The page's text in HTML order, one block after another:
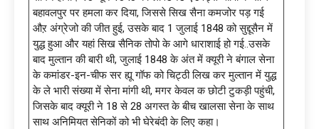
बहावलपुर पर हमला कर दिया, जिससे सिख सैना कमजोर पड़ गई
औऱ अंग्रेजो की जीत हुई, उसके बाद 1 जुलाई 1848 को सुद्दूसैन में
युद्ध हुआ और यहां सिख सैनिक तोपो के आगे धाराशाई हो गई..उसके
बाद मुल्तान की बारी थी, जुलाई 1848 के अंत में क्यूरी ने बंगाल सेना
के कमांडर-इन-चीफ सर ह्यू गॉफ को चिट्ठी लिख कर मुल्तान में युद्ध
के ले भारी संख्या में सेना मांगी थी, मगर केवल क छोटी टुकड़ी पहुंची,
जिसके बाद क्यूरी ने 18 से 28 अगस्त के बीच खालसा सेना के साथ
साथ अनिमियत सेनिकों को भी घेरेबंदी के लिए कहा।